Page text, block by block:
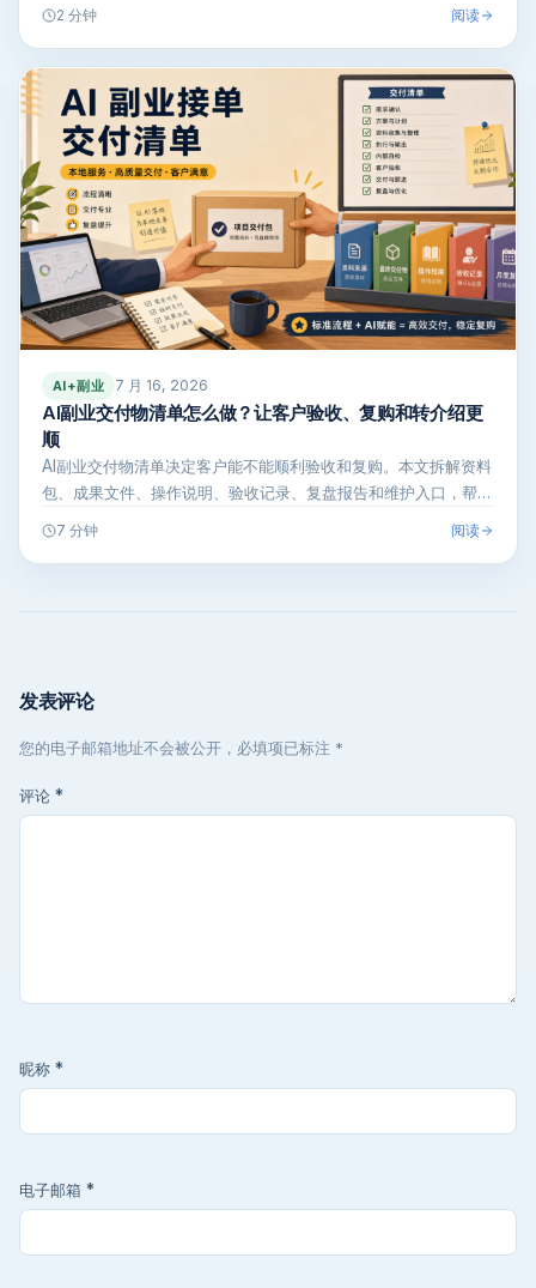
呢，期间没有对服…
2 分钟 阅读
AI+副业 7 月 16, 2026
AI副业交付物清单怎么做？让客户验收、复购和转介绍更
顺
AI副业交付物清单决定客户能不能顺利验收和复购。本文拆解资料
包、成果文件、操作说明、验收记录、复盘报告和维护入口，帮新
手把一次交付…
7 分钟 阅读
发表评论
您的电子邮箱地址不会被公开，必填项已标注 *
评论 *
昵称 *
电子邮箱 *